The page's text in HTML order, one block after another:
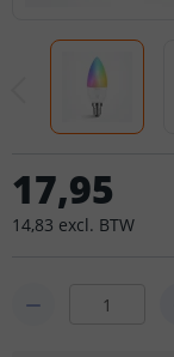
17,95
14,83 excl. BTW